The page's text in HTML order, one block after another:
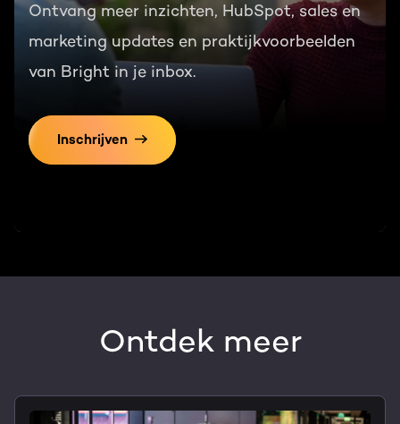
Ontvang meer inzichten, HubSpot, sales en
marketing updates en praktijkvoorbeelden
van Bright in je inbox.
Inschrijven
Ontdek meer